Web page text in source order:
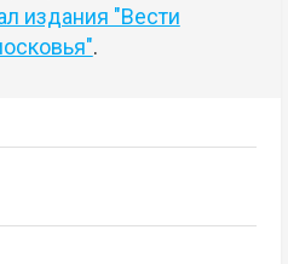
издания "Вести
.